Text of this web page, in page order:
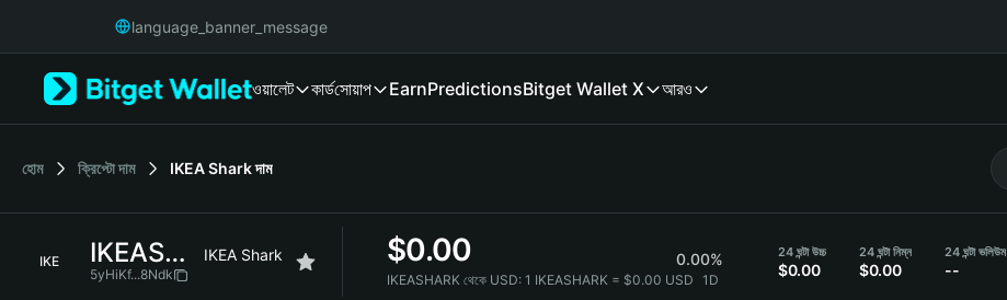
Русский
Italiano
language_banner_message
ওয়ালেট কার্ডসোয়াপ EarnPredictionsBitget Wallet X আরও
হোম ক্রিপ্টো দাম IKEA Sharkদাম
IKE IKEASHARK IKEA Shark
5yHiKf...8Ndk
$0.00 0.00%
IKEASHARK থেকে USD: 1 IKEASHARK = $0.00 USD 1D
24 ঘন্টা উচ্চ
$0.00
24 ঘন্টা নিম্ন
$0.00
24 ঘন্টা ভলিউম
--